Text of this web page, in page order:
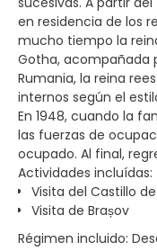
en residencia de los
mucho tiempo la
Gotha, acompañada
Rumania, la reina
internos según el
En 1948, cuando la
las fuerzas de
ocupado. Al final,
Actividades incluídas:
Visita del Castillo
Visita de Brașov
Régimen incluido: